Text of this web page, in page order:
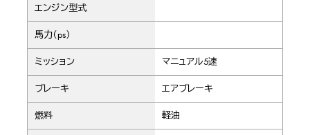
エンジン型式
馬力（ps）
ミッション マニュアル5速
ブレーキ エアブレーキ
燃料 軽油